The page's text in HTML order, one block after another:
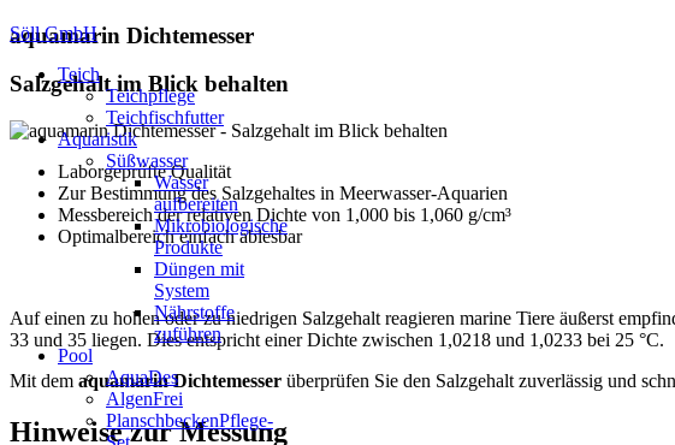
Söll GmbH
Teich
Teichpflege
Teichfischfutter
Aquaristik
Süßwasser
Wasser
aufbereiten
Mikrobiologische
Produkte
Düngen mit
System
Nährstoffe
zuführen
Pool
AquaDes
AlgenFrei
PlanschbeckenPflege-
aquamarin Dichtemesser
Salzgehalt im Blick behalten
Laborgeprüfte Qualität
Zur Bestimmung des Salzgehaltes in Meerwasser-Aquarien
Messbereich der relativen Dichte von 1,000 bis 1,060 g/cm³
Optimalbereich einfach ablesbar
Auf einen zu hohen oder zu niedrigen Salzgehalt reagieren marine Tiere äußerst
33 und 35 liegen. Dies entspricht einer Dichte zwischen 1,0218 und 1,0233 bei 25 °C.
Mit dem aquamarin Dichtemesser überprüfen Sie den Salzgehalt zuverlässig und
Hinweise zur Messung